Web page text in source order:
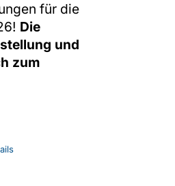
für die
Die
und
zum